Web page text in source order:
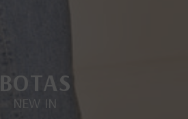
BOTAS
NEW IN